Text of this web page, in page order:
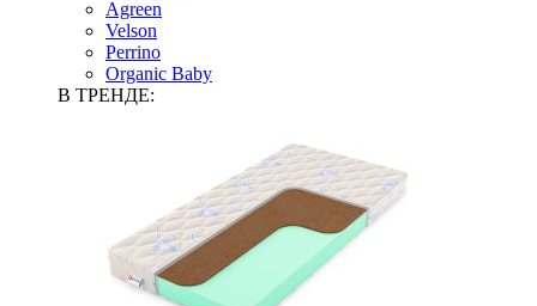
Agreen
Velson
Perrino
Organic Baby
В ТРЕНДЕ: